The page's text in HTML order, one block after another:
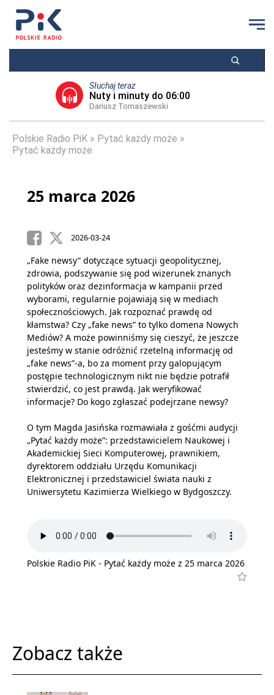
Słuchaj teraz
Nuty i minuty do 06:00
Dariusz Tomaszewski
Polskie Radio PiK
Pytać każdy może
Pytać każdy może
25 marca 2026
2026-03-24
„Fake newsy” dotyczące sytuacji geopolitycznej,
zdrowia, podszywanie się pod wizerunek znanych
polityków oraz dezinformacja w kampanii przed
wyborami, regularnie pojawiają się w mediach
społecznościowych. Jak rozpoznać prawdę od
kłamstwa? Czy „fake news” to tylko domena Nowych
Mediów? A może powinniśmy się cieszyć, że jeszcze
jesteśmy w stanie odróżnić rzetelną informację od
„fake news”-a, bo za moment przy galopującym
postępie technologicznym nikt nie będzie potrafił
stwierdzić, co jest prawdą. Jak weryfikować
informacje? Do kogo zgłaszać podejrzane newsy?
O tym Magda Jasińska rozmawiała z gośćmi audycji
„Pytać każdy może”: przedstawicielem Naukowej i
Akademickiej Sieci Komputerowej, prawnikiem,
dyrektorem oddziału Urzędu Komunikacji
Elektronicznej i przedstawiciel świata nauki z
Uniwersytetu Kazimierza Wielkiego w Bydgoszczy.
Polskie Radio PiK - Pytać każdy może z 25 marca 2026
Zobacz także